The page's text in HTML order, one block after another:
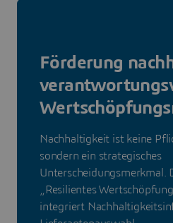
Förderung
Nachhaltigkeit ist keine
sondern ein strategisches
Unterscheidungsmerkmal.
„Resilientes
integriert